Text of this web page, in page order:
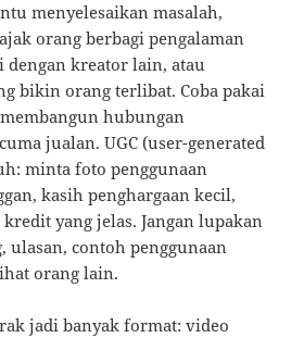
menyelesaikan masalah,
orang berbagi pengalaman
dengan kreator lain, atau
bikin orang terlibat. Coba pakai
hubungan
jualan. UGC (user-generated
minta foto penggunaan
kasih penghargaan kecil,
yang jelas. Jangan lupakan
ulasan, contoh penggunaan
orang lain.
jadi banyak format: video